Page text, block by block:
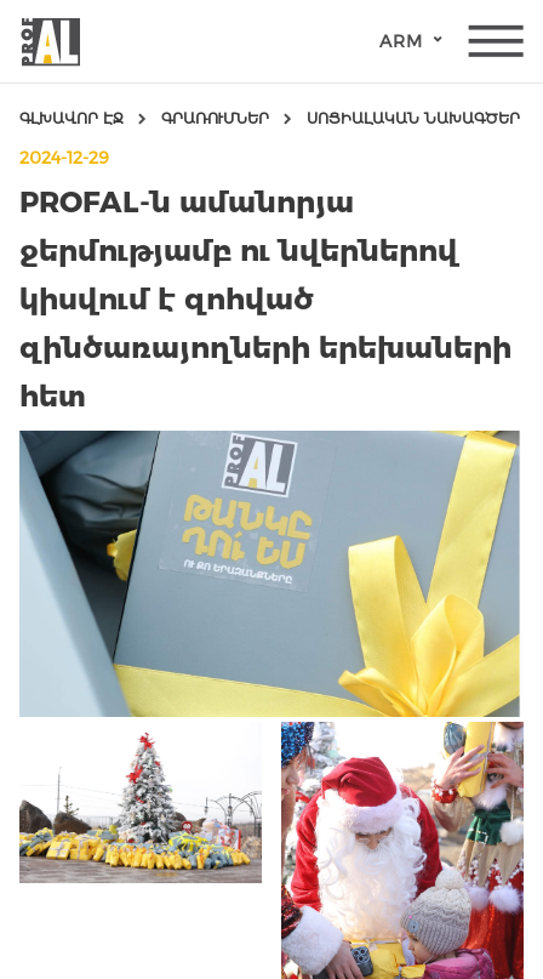
ARM
ԴՌՆԵՐ
ՊԱՏՈՒՀԱՆՆԵՐ
ԱՊԱԿԵ
ԿՈՆՍՏՐՈՒԿՑԻԱՆԵՐ
ՖԱՍԱԴԱՅԻՆ
ԿՈՆՍՏՐՈՒԿՑԻԱՆԵՐ
ԱՅԼ
ԱՊՐԱՆՔՆԵՐ
ԿԱՀՈՒՅՔ
ՆԱԽԱԳԾԵՐ
ԳԼԽԱՎՈՐ ԷՋ ԳՐԱՌՈՒՄՆԵՐ ՍՈՑԻԱԼԱԿԱՆ ՆԱԽԱԳԾԵՐ
2024-12-29
PROFAL-ն ամանորյա
ջերմությամբ ու նվերներով
կիսվում է զոհված
զինծառայողների երեխաների
հետ